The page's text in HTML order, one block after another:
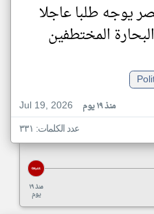
يوجه طلبا عاجلا
المختطفين
Jul 19, 2026
منذ ١٩ يوم
عدد الكلمات: ٣٣١
منذ ١٩
يوم